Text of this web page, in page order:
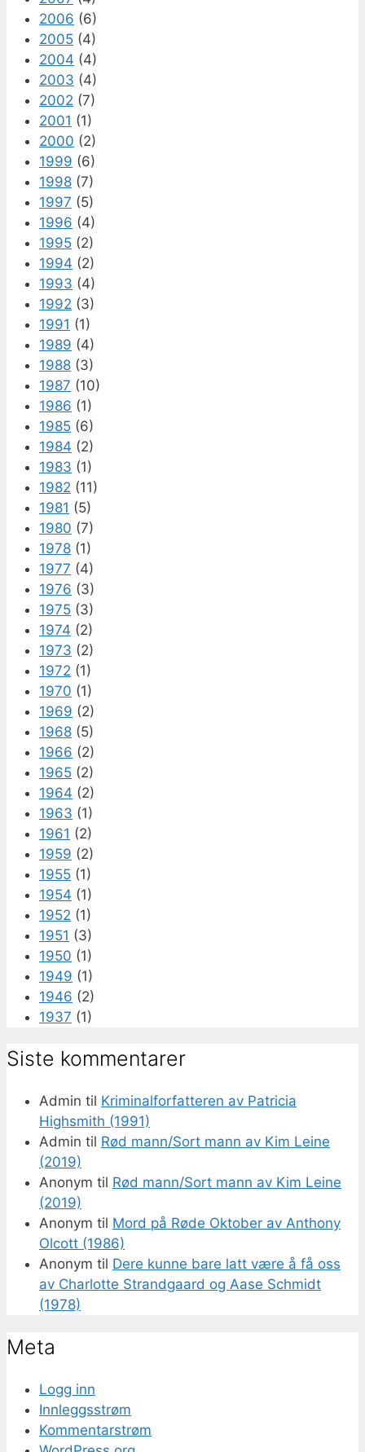
2006 (6)
2005 (4)
2004 (4)
2003 (4)
2002 (7)
2001 (1)
2000 (2)
1999 (6)
1998 (7)
1997 (5)
1996 (4)
1995 (2)
1994 (2)
1993 (4)
1992 (3)
1991 (1)
1989 (4)
1988 (3)
1987 (10)
1986 (1)
1985 (6)
1984 (2)
1983 (1)
1982 (11)
1981 (5)
1980 (7)
1978 (1)
1977 (4)
1976 (3)
1975 (3)
1974 (2)
1973 (2)
1972 (1)
1970 (1)
1969 (2)
1968 (5)
1966 (2)
1965 (2)
1964 (2)
1963 (1)
1961 (2)
1959 (2)
1955 (1)
1954 (1)
1952 (1)
1951 (3)
1950 (1)
1949 (1)
1946 (2)
1937 (1)
Siste kommentarer
Admin til Kriminalforfatteren av Patricia
Highsmith (1991)
Admin til Rød mann/Sort mann av Kim Leine
(2019)
Anonym til Rød mann/Sort mann av Kim Leine
(2019)
Anonym til Mord på Røde Oktober av Anthony
Olcott (1986)
Anonym til Dere kunne bare latt være å få oss
av Charlotte Strandgaard og Aase Schmidt
(1978)
Meta
Logg inn
Innleggsstrøm
Kommentarstrøm